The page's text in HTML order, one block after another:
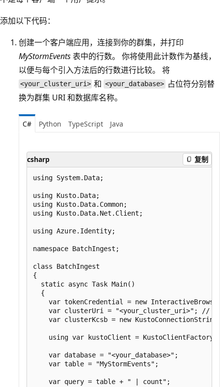
添加以下代码：
创建一个客户端应用，连接到你的群集，并打印
MyStormEvents表中的行数。 你将使用此计数作为基线，
以便与每个引入方法后的行数进行比较。 将
<your_cluster_uri> 和 <your_database> 占位符分别替
换为群集 URI 和数据库名称。
C# Python TypeScript Java
csharp 复制
using System.Data;
using Kusto.Data;
using Kusto.Data.Common;
using Kusto.Data.Net.Client;
using Azure.Identity;
namespace BatchIngest;
class BatchIngest
{
  static async Task Main()
  {
var tokenCredential = new
var clusterUri = "<your_cluster_uri>"; //
var clusterKcsb = new
using var kustoClient =
    var database = "<your_database>";
    var table = "MyStormEvents";
    var query = table + " | count";